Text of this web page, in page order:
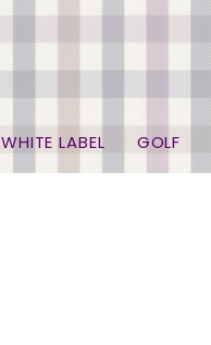
WHITE LABEL GOLF